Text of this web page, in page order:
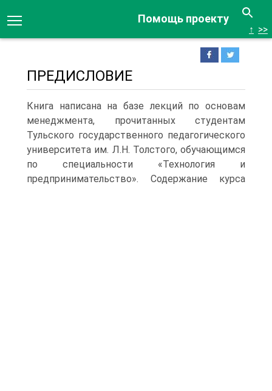
Помощь проекту
↑ >>
ПРЕДИСЛОВИЕ
Книга написана на базе лекций по основам
менеджмента, прочитанных студентам
Тульского государственного педагогического
университета им. Л.Н. Толстого, обучающимся
по специальности «Технология и
предпринимательство». Содержание курса